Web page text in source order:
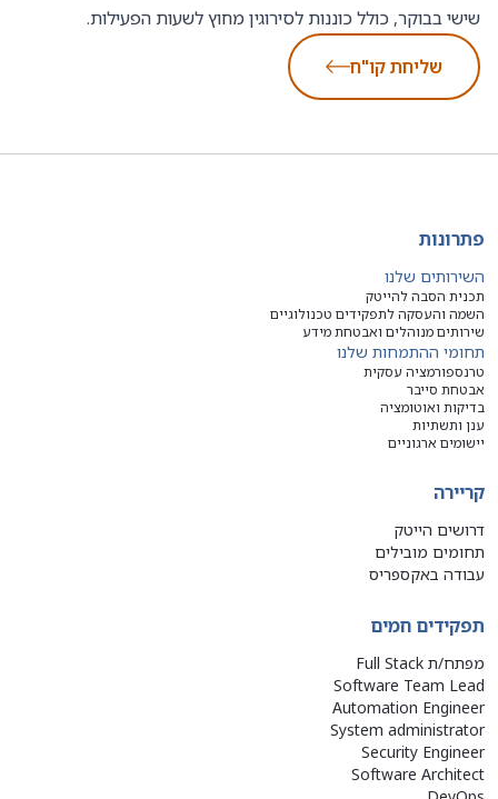
שישי בבוקר, כולל כוננות לסירוגין מחוץ לשעות הפעילות.
שליחת קו"ח
פתרונות
השירותים שלנו
תכנית הסבה להייטק
השמה והעסקה לתפקידים טכנולוגיים
שירותים מנוהלים ואבטחת מידע
תחומי ההתמחות שלנו
טרנספורמציה עסקית
אבטחת סייבר
בדיקות ואוטומציה
ענן ותשתיות
יישומים ארגוניים
קריירה
דרושים הייטק
תחומים מובילים
עבודה באקספריס
תפקידים חמים
מפתח/ת Full Stack
Software Team Lead
Automation Engineer
System administrator
Security Engineer
Software Architect